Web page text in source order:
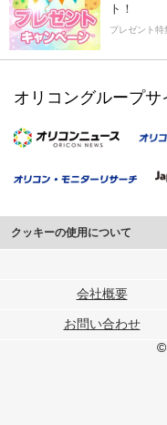
ト！
プレゼント特
オリコングループサ
クッキーの使用について
このサイトでは Cookie を使
行っています。
メディアや広告配信、データ
各パートナーは、この情報と
ユーザーが各パートナーのサ
会社概要
お問い合わせ
©